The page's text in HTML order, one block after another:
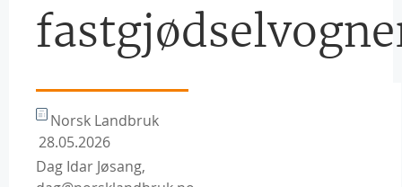
Norsk Landbruk
28.05.2026
Dag Idar Jøsang,